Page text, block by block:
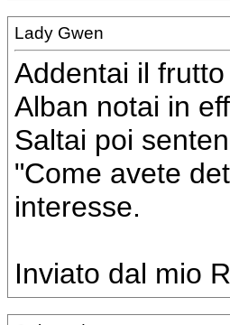
Lady Gwen
Addentai il
Alban notai in
Saltai poi
"Come avete
interesse.
Inviato dal mio